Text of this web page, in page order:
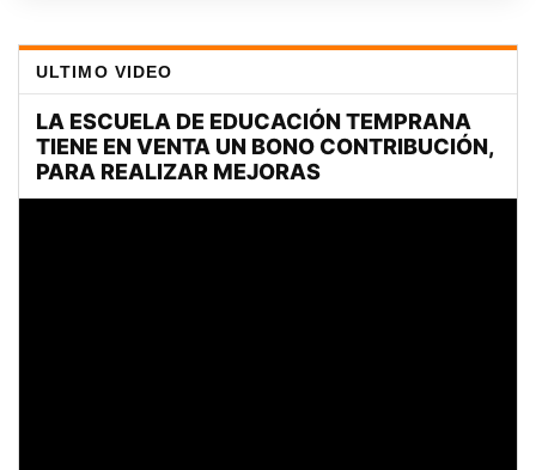
ULTIMO VIDEO